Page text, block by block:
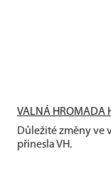
VALNÁ HROMADA
Důležité změny ve
přinesla VH.